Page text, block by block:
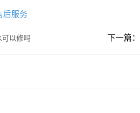
后服务
以修吗 下一篇：